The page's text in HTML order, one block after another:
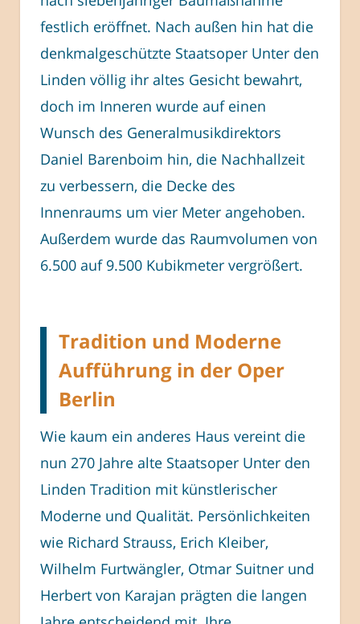
festlich eröffnet. Nach außen hin hat die
denkmalgeschützte Staatsoper Unter den
Linden völlig ihr altes Gesicht bewahrt,
doch im Inneren wurde auf einen
Wunsch des Generalmusikdirektors
Daniel Barenboim hin, die Nachhallzeit
zu verbessern, die Decke des
Innenraums um vier Meter angehoben.
Außerdem wurde das Raumvolumen von
6.500 auf 9.500 Kubikmeter vergrößert.
Tradition und Moderne
Aufführung in der Oper
Berlin
Wie kaum ein anderes Haus vereint die
nun 270 Jahre alte Staatsoper Unter den
Linden Tradition mit künstlerischer
Moderne und Qualität. Persönlichkeiten
wie Richard Strauss, Erich Kleiber,
Wilhelm Furtwängler, Otmar Suitner und
Herbert von Karajan prägten die langen